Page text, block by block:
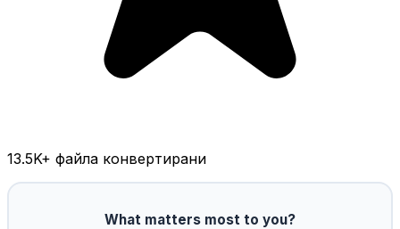
13.5K+ файла конвертирани
What matters most to you?